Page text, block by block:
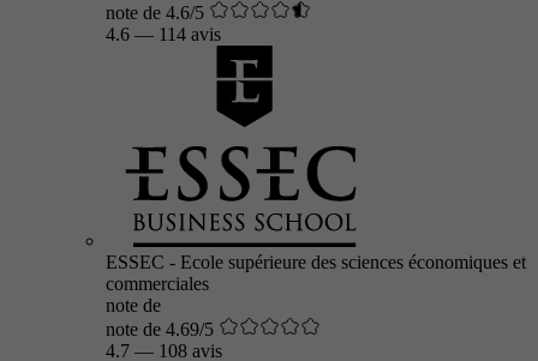
note de 4.6/5
4.6 — 114 avis
ESSEC - Ecole supérieure des sciences économiques et
commerciales
note de
note de 4.69/5
4.7 — 108 avis